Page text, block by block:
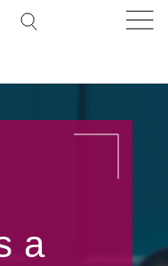
Search icon button
a